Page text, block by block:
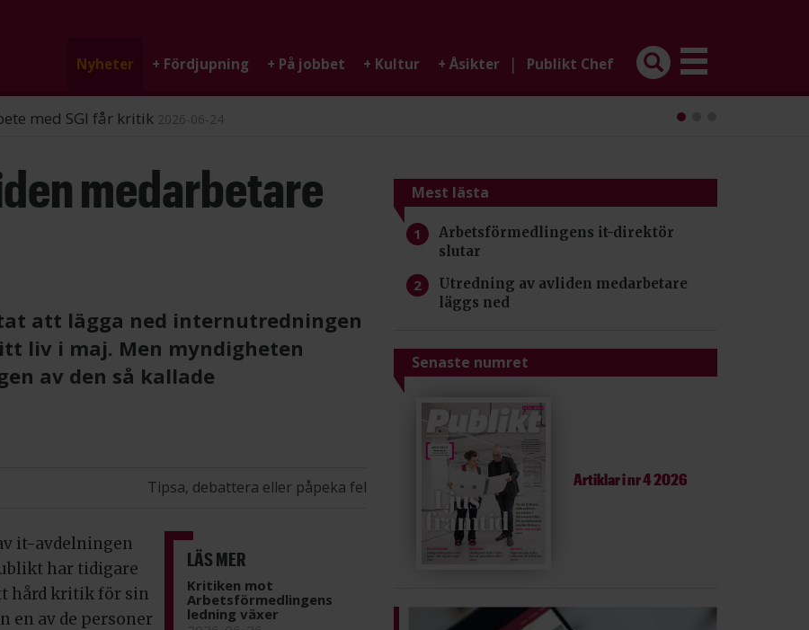
Nyheter + Fördjupning + På jobbet + Kultur + Åsikter | Publikt Chef
2026-06-25
medarbetare
att lägga ned internutredningen
liv i maj. Men myndigheten
av den så kallade
Tipsa, debattera eller påpeka fel
LÄS MER
Kritiken mot
Arbetsförmedlingens
ledning växer
it-avdelningen
har tidigare
hård kritik för sin
en av de personer
Mest lästa
Arbetsförmedlingens it-direktör
slutar
Utredning av avliden medarbetare
läggs ned
Senaste numret
Artiklar inr 4 2026